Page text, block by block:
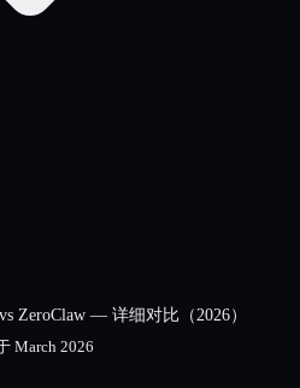
ZeroClaw — 详细对比（2026）
March 2026